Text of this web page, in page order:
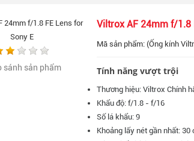
sánh sản phẩm
Viltrox AF 24mm f/1.8
Mã sản phẩm: (Ống kính
Tính năng vượt trội
Thương hiệu: Viltrox Chính
Khẩu độ: f/1.8 - f/16
Số lá khẩu: 9
Khoảng lấy nét gần nhất: 30